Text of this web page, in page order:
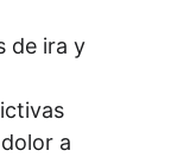
de ira y
a